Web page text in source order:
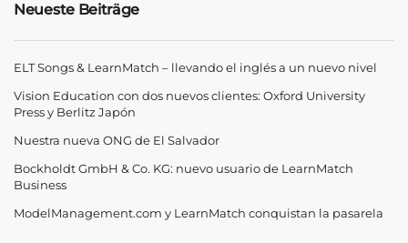
Neueste Beiträge
ELT Songs & LearnMatch – llevando el inglés a un nuevo nivel
Vision Education con dos nuevos clientes: Oxford University
Press y Berlitz Japón
Nuestra nueva ONG de El Salvador
Bockholdt GmbH & Co. KG: nuevo usuario de LearnMatch
Business
ModelManagement.com y LearnMatch conquistan la pasarela